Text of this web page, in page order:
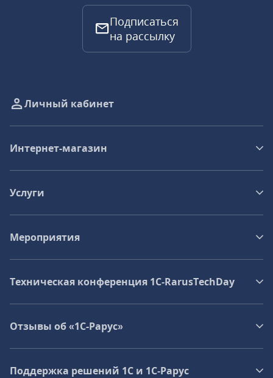
Подписаться
на рассылку
Личный кабинет
Интернет-магазин
Услуги
Мероприятия
Техническая конференция 1C‑RarusTechDay
Отзывы об «1С-Рарус»
Поддержка решений 1С и 1С‑Рарус